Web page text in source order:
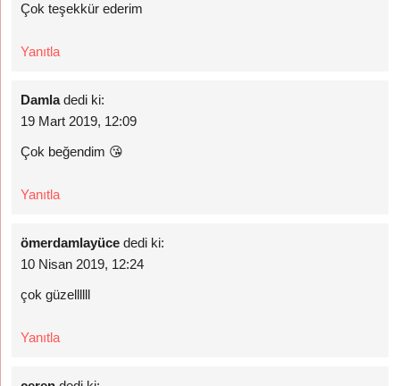
Çok teşekkür ederim
Yanıtla
Damla dedi ki:
19 Mart 2019, 12:09
Çok beğendim 😘
Yanıtla
ömerdamlayüce dedi ki:
10 Nisan 2019, 12:24
çok güzellllll
Yanıtla